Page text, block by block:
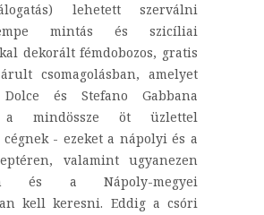
lehetett szerválni
mintás és szicíliai
dekorált fémdobozos, gratis
csomagolásban, amelyet
Dolce és Stefano Gabbana
a mindössze öt üzlettel
- ezeket a nápolyi és a
valamint ugyanezen
és a Nápoly-megyei
kell keresni. Eddig a csóri